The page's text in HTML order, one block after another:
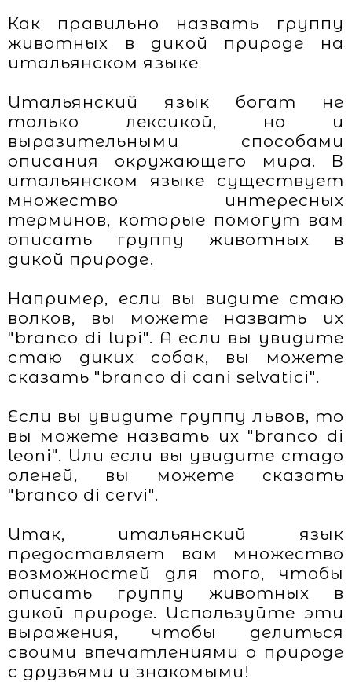
Как правильно назвать группу
животных в дикой природе на
итальянском языке
Итальянский язык богат не
только лексикой, но и
выразительными способами
описания окружающего мира. В
итальянском языке существует
множество интересных
терминов, которые помогут вам
описать группу животных в
дикой природе.
Например, если вы видите стаю
волков, вы можете назвать их
"branco di lupi". А если вы увидите
стаю диких собак, вы можете
сказать "branco di cani selvatici".
Если вы увидите группу львов, то
вы можете назвать их "branco di
leoni". Или если вы увидите стадо
оленей, вы можете сказать
"branco di cervi".
Итак, итальянский язык
предоставляет вам множество
возможностей для того, чтобы
описать группу животных в
дикой природе. Используйте эти
выражения, чтобы делиться
своими впечатлениями о природе
с друзьями и знакомыми!